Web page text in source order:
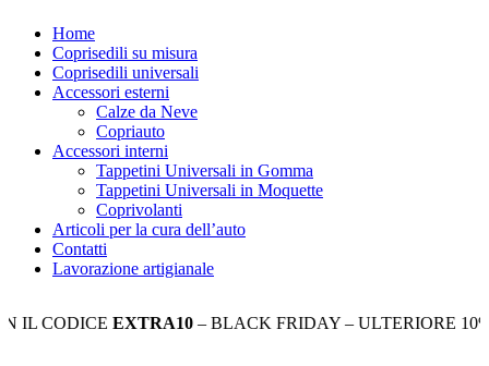
Home
Coprisedili su misura
Coprisedili universali
Accessori esterni
Calze da Neve
Copriauto
Accessori interni
Tappetini Universali in Gomma
Tappetini Universali in Moquette
Coprivolanti
Articoli per la cura dell’auto
Contatti
Lavorazione artigianale
EXTRA10– BLACK FRIDAY – ULTERIORE 10% DI